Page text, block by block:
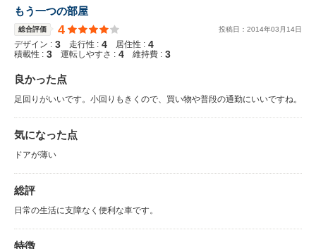
す。 フランスでは田舎のおばちゃんがスーパーに行く車です。 足代わ
りにして乗りつぶす車だと思うのですが、 お高く留まったプジョージャ
ポンは高級車扱いにしています。 戦略として仕方ないと思うのですが、
自分はそのお高さに むかつくことがよくありました。 そんなわけで細
どもが生まれることになったので、3ドアでは限界があるとの理由で 手放す
います。 「輸入車」ゆえの所有することの大変さはありますが、 それを承
知の上で乗る分には、外車の入門用としては申し分ないと思います。
もう一つの部屋
総合評価 4 投稿日： 2014年03 月 14日
デザイン : 3 走行性 : 4 居住性 : 4
積載性 : 3 運転しやすさ : 4 維持費 : 3
良かった点
足回りがいいです。小回りもきくので、買い物や普段の通勤にいいですね。
気になった点
ドアが薄い
総評
日常の生活に支障なく便利な車です。
特徴